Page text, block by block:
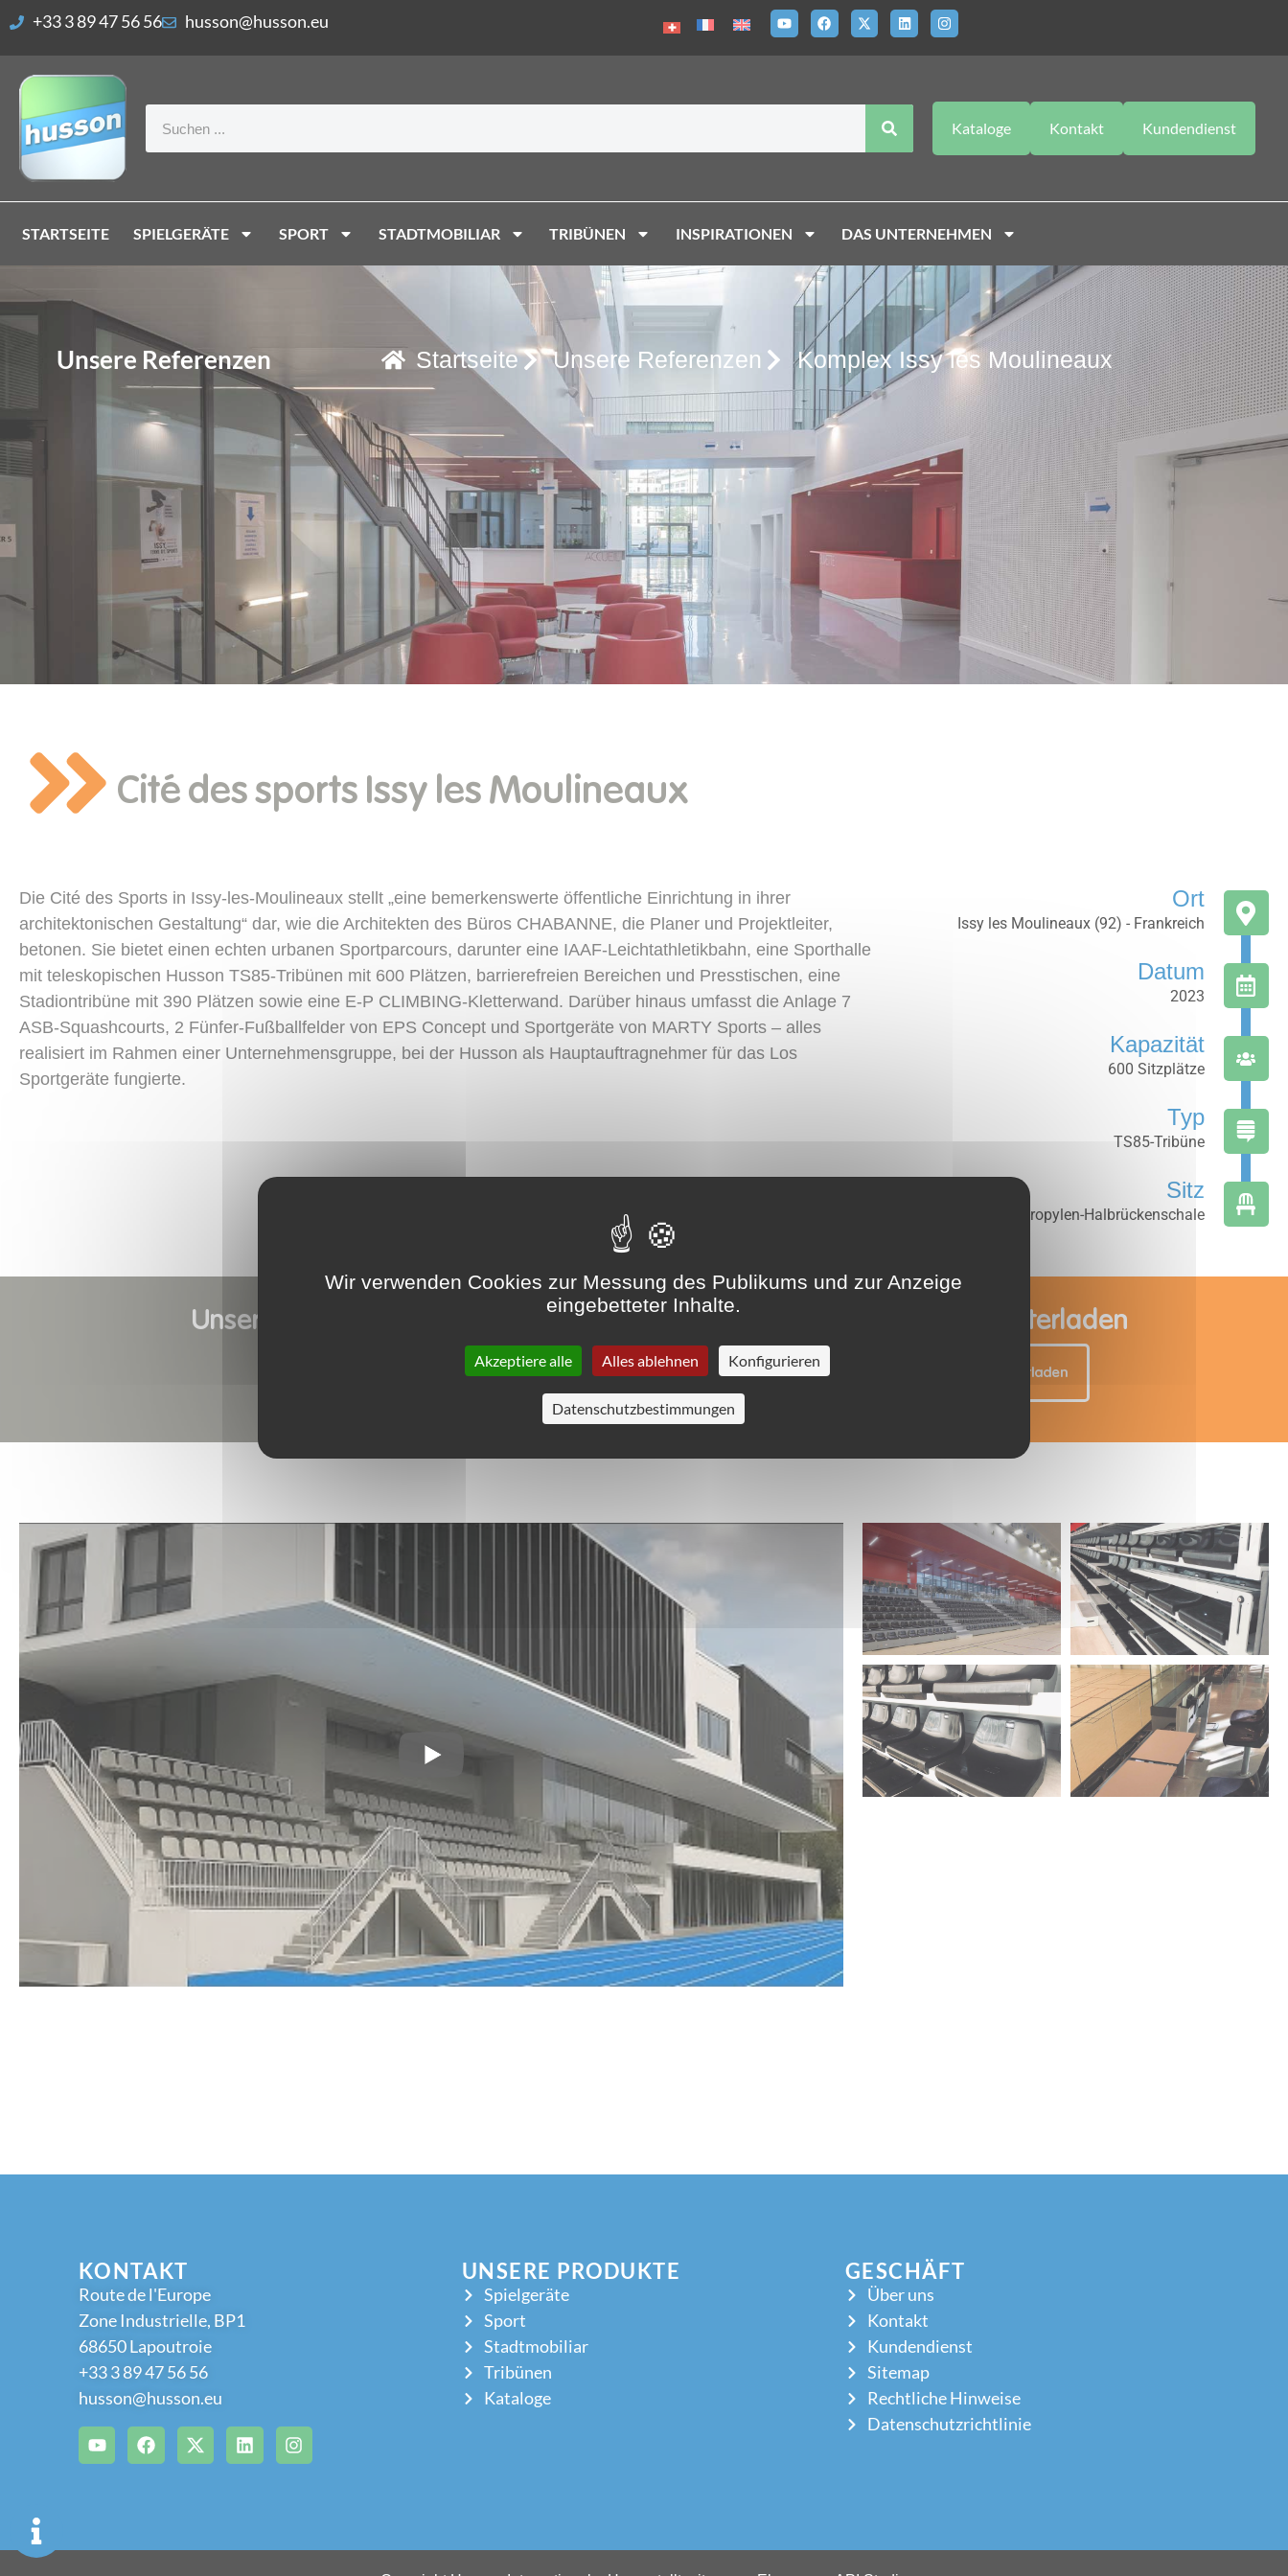
Ihre Cookie-Einstellungen
Wir verwenden Cookies zur Messung des Publikums und zur Anzeige
eingebetteter Inhalte.
Akzeptiere alle Alles ablehnen Konfigurieren
Datenschutzbestimmungen
+33 3 89 47 56 56 husson@husson.eu
Kataloge Kontakt Kundendienst
STARTSEITE SPIELGERÄTE SPORT STADTMOBILIAR TRIBÜNEN INSPIRATIONEN DAS UNTERNEHMEN
Unsere Referenzen Startseite Unsere Referenzen Komplex Issy les Moulineaux
Cité des sports Issy les Moulineaux
Die Cité des Sports in Issy-les-Moulineaux stellt „eine bemerkenswerte öffentliche Einrichtung in ihrer
architektonischen Gestaltung“ dar, wie die Architekten des Büros CHABANNE, die Planer und Projektleiter,
betonen. Sie bietet einen echten urbanen Sportparcours, darunter eine IAAF-Leichtathletikbahn, eine Sporthalle
mit teleskopischen Husson TS85-Tribünen mit 600 Plätzen, barrierefreien Bereichen und Presstischen, eine
Stadiontribüne mit 390 Plätzen sowie eine E-P CLIMBING-Kletterwand. Darüber hinaus umfasst die Anlage 7
ASB-Squashcourts, 2 Fünfer-Fußballfelder von EPS Concept und Sportgeräte von MARTY Sports – alles
realisiert im Rahmen einer Unternehmensgruppe, bei der Husson als Hauptauftragnehmer für das Los
Sportgeräte fungierte.
Ort
Issy les Moulineaux (92) - Frankreich
Datum
2023
Kapazität
600 Sitzplätze
Typ
TS85-Tribüne
Sitz
Polypropylen-Halbrückenschale
Unsere neuesten Referenzen Produktblatt herunterladen
Produktblatt hier herunterladen
KONTAKT
Route de l'Europe
Zone Industrielle, BP1
68650 Lapoutroie
+33 3 89 47 56 56
husson@husson.eu
UNSERE PRODUKTE
Spielgeräte
Sport
Stadtmobiliar
Tribünen
Kataloge
GESCHÄFT
Über uns
Kontakt
Kundendienst
Sitemap
Rechtliche Hinweise
Datenschutzrichtlinie